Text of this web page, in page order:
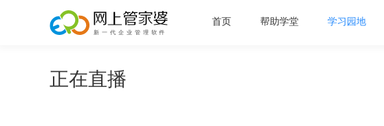
首页 帮助学堂 学习园地
正在直播